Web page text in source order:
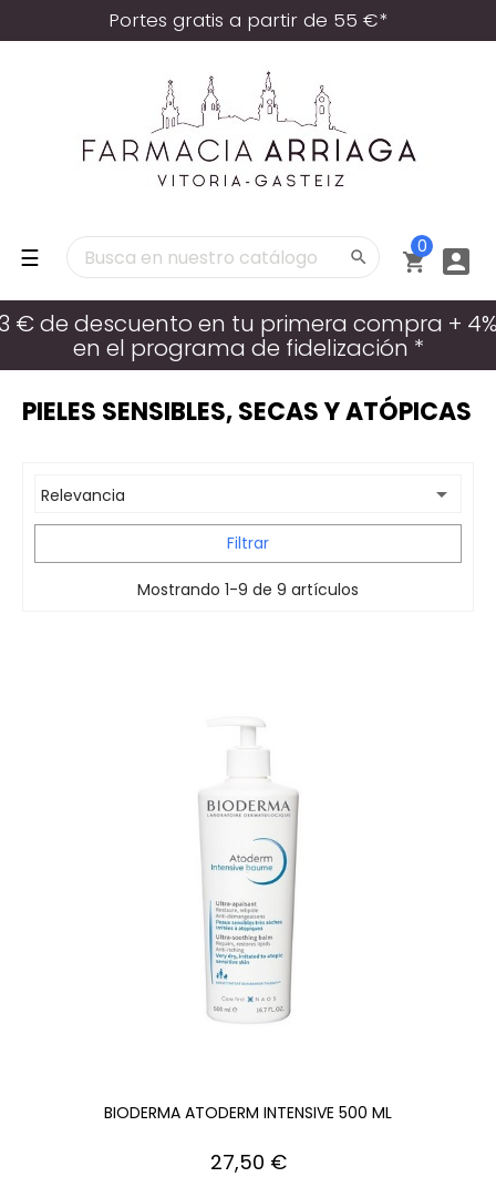
Portes gratis a partir de 55 €*
Navegación
palanca
☰  
0 
€ de descuento en tu primera compra +
en el programa de fidelización *
PIELES SENSIBLES, SECAS Y ATÓPICAS
Relevancia 
Filtrar
Mostrando 1-9 de 9 artículos
BIODERMA ATODERM INTENSIVE 500 ML
Precio
27,50 €